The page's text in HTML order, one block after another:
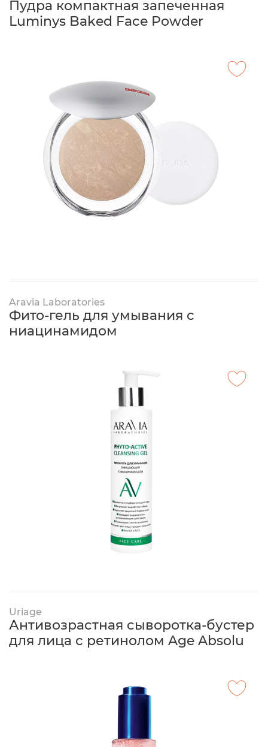
Пудра компактная запеченная
Luminys Baked Face Powder
Aravia Laboratories
Фито-гель для умывания с
ниацинамидом
Uriage
Антивозрастная сыворотка-бустер
для лица с ретинолом Age Absolu